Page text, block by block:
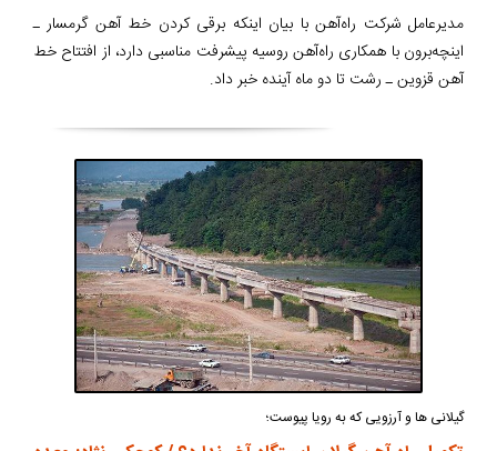
مدیرعامل شرکت راه‌آهن با بیان اینکه برقی کردن خط آهن گرمسار ـ‌
اینچه‌برون با همکاری راه‌آهن روسیه پیشرفت مناسبی دارد، از افتتاح خط
آهن قزوین ـ رشت تا دو ماه آینده خبر داد.
گیلانی ها و آرزویی که به رویا پیوست؛